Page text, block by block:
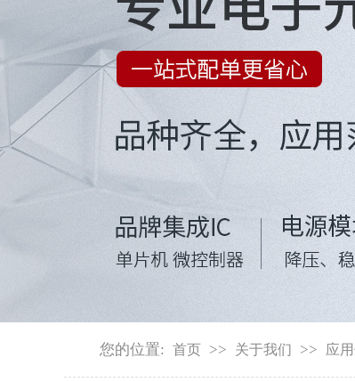
查看更多
您的位置: 首页 >> 关于我们 >> 应